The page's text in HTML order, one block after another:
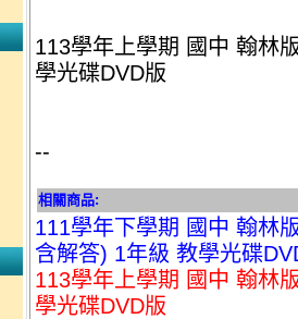
113學年上學期 國中 翰林
學光碟DVD版
--
相關商品:
111學年下學期 國中 翰林
含解答) 1年級 教學光碟
113學年上學期 國中 翰林
學光碟DVD版